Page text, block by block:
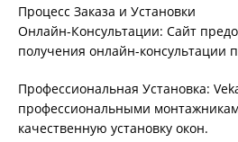
Процесс Заказа и Установки
Онлайн-Консультации: Сайт
получения онлайн-консультации
Профессиональная Установка:
профессиональными
качественную установку окон.